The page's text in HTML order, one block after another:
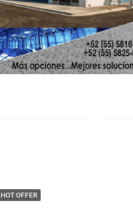
HOT OFFER